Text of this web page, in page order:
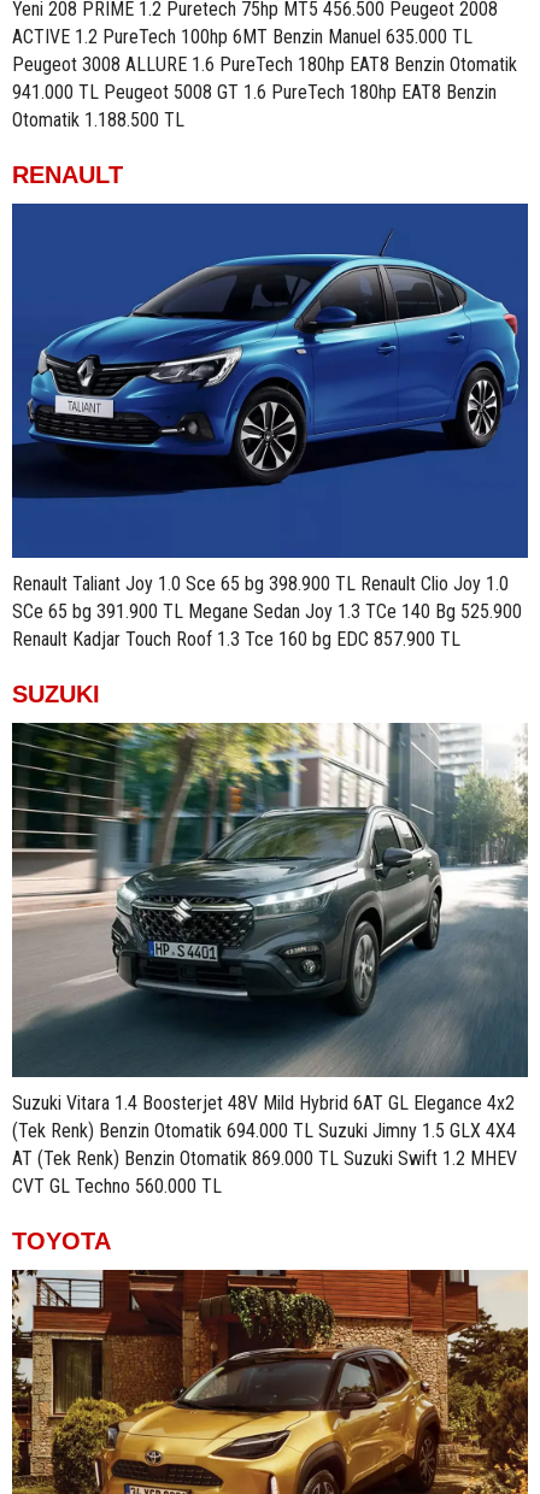
Yeni 208 PRIME 1.2 Puretech 75hp MT5 456.500 Peugeot 2008
ACTIVE 1.2 PureTech 100hp 6MT Benzin Manuel 635.000 TL
Peugeot 3008 ALLURE 1.6 PureTech 180hp EAT8 Benzin Otomatik
941.000 TL Peugeot 5008 GT 1.6 PureTech 180hp EAT8 Benzin
Otomatik 1.188.500 TL
RENAULT
Renault Taliant Joy 1.0 Sce 65 bg 398.900 TL Renault Clio Joy 1.0
SCe 65 bg 391.900 TL Megane Sedan Joy 1.3 TCe 140 Bg 525.900
Renault Kadjar Touch Roof 1.3 Tce 160 bg EDC 857.900 TL
SUZUKI
Suzuki Vitara 1.4 Boosterjet 48V Mild Hybrid 6AT GL Elegance 4x2
(Tek Renk) Benzin Otomatik 694.000 TL Suzuki Jimny 1.5 GLX 4X4
AT (Tek Renk) Benzin Otomatik 869.000 TL Suzuki Swift 1.2 MHEV
CVT GL Techno 560.000 TL
TOYOTA